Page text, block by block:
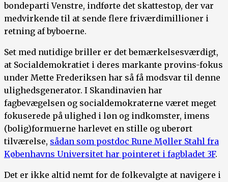
bondeparti Venstre, indførte det skattestop, der var
medvirkende til at sende flere friværdimillioner i
retning af byboerne.
Set med nutidige briller er det bemærkelsesværdigt,
at Socialdemokratiet i deres markante provins-fokus
under Mette Frederiksen har så få modsvar til denne
ulighedsgenerator. I Skandinavien har
fagbevægelsen og socialdemokraterne været meget
fokuserede på ulighed i løn og indkomster, imens
(bolig)formuerne harlevet en stille og uberørt
tilværelse, sådan som postdoc Rune Møller Stahl fra
Københavns Universitet har pointeret i fagbladet 3F.
Det er ikke altid nemt for de folkevalgte at navigere i